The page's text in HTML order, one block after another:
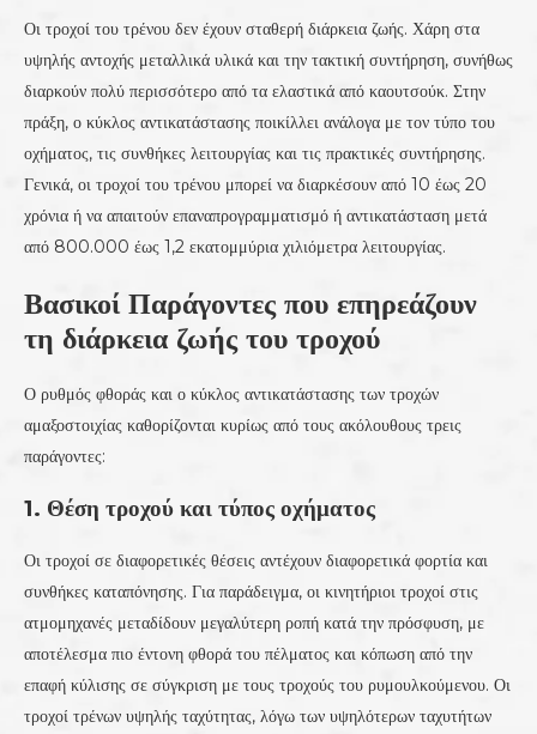
Οι τροχοί του τρένου δεν έχουν σταθερή διάρκεια ζωής. Χάρη στα
υψηλής αντοχής μεταλλικά υλικά και την τακτική συντήρηση, συνήθως
διαρκούν πολύ περισσότερο από τα ελαστικά από καουτσούκ. Στην
πράξη, ο κύκλος αντικατάστασης ποικίλλει ανάλογα με τον τύπο του
οχήματος, τις συνθήκες λειτουργίας και τις πρακτικές συντήρησης.
Γενικά, οι τροχοί του τρένου μπορεί να διαρκέσουν από 10 έως 20
χρόνια ή να απαιτούν επαναπρογραμματισμό ή αντικατάσταση μετά
από 800.000 έως 1,2 εκατομμύρια χιλιόμετρα λειτουργίας.
Βασικοί Παράγοντες που επηρεάζουν
τη διάρκεια ζωής του τροχού
Ο ρυθμός φθοράς και ο κύκλος αντικατάστασης των τροχών
αμαξοστοιχίας καθορίζονται κυρίως από τους ακόλουθους τρεις
παράγοντες:
1. Θέση τροχού και τύπος οχήματος
Οι τροχοί σε διαφορετικές θέσεις αντέχουν διαφορετικά φορτία και
συνθήκες καταπόνησης. Για παράδειγμα, οι κινητήριοι τροχοί στις
ατμομηχανές μεταδίδουν μεγαλύτερη ροπή κατά την πρόσφυση, με
αποτέλεσμα πιο έντονη φθορά του πέλματος και κόπωση από την
επαφή κύλισης σε σύγκριση με τους τροχούς του ρυμουλκούμενου. Οι
τροχοί τρένων υψηλής ταχύτητας, λόγω των υψηλότερων ταχυτήτων